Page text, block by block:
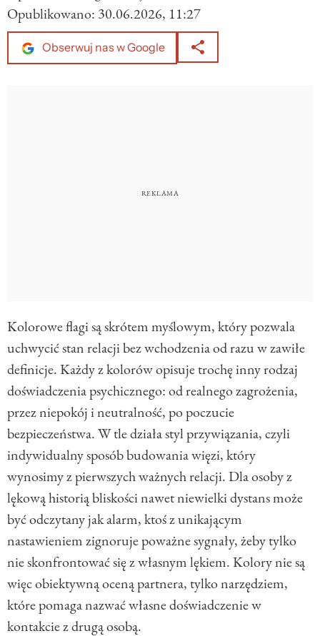
Opublikowano: 30.06.2026, 11:27
Obserwuj nas w Google
Kolorowe flagi są skrótem myślowym, który pozwala
uchwycić stan relacji bez wchodzenia od razu w zawiłe
definicje. Każdy z kolorów opisuje trochę inny rodzaj
doświadczenia psychicznego: od realnego zagrożenia,
przez niepokój i neutralność, po poczucie
bezpieczeństwa. W tle działa styl przywiązania, czyli
indywidualny sposób budowania więzi, który
wynosimy z pierwszych ważnych relacji. Dla osoby z
lękową historią bliskości nawet niewielki dystans może
być odczytany jak alarm, ktoś z unikającym
nastawieniem zignoruje poważne sygnały, żeby tylko
nie skonfrontować się z własnym lękiem. Kolory nie są
więc obiektywną oceną partnera, tylko narzędziem,
które pomaga nazwać własne doświadczenie w
kontakcie z drugą osobą.